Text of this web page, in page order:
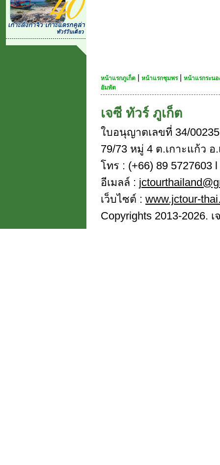
หน้าแรกภูเก็ต หน้าแรกชุมพร|
หน้าแรกระนอ
อัมพัต
เจซี ทัวร์ ภูเก็ต
ใบอนุญาตเลขที่ 34/
79/73 หมู่ 4 ต.เกาะแก้ว อ
โทร : (+66) 89 5727603
อีเมลล์ :
เว็บไซต์ : www.jctour-
Copyrights 2013-2026.